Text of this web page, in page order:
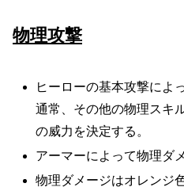
物理攻撃
ヒーローの基本攻撃によ
通常、その他の物理スキ
の威力を決定する。
アーマーによって物理ダ
物理ダメージはオレンジ